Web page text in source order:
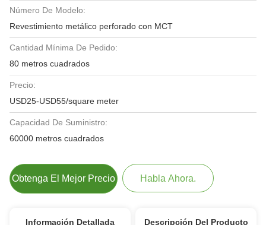
Número De Modelo:
Revestimiento metálico perforado con MCT
Cantidad Mínima De Pedido:
80 metros cuadrados
Precio:
USD25-USD55/square meter
Capacidad De Suministro:
60000 metros cuadrados
Obtenga El Mejor Precio Habla Ahora.
Información Detallada Descripción Del Producto